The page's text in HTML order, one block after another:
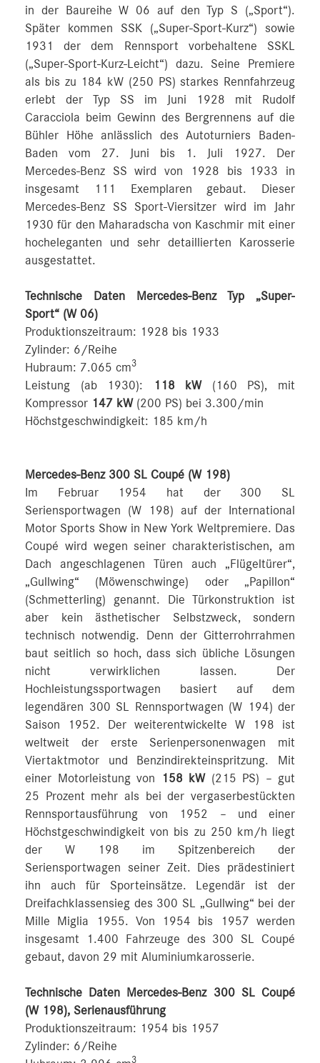
in der Baureihe W 06 auf den Typ S („Sport“).
Später kommen SSK („Super-Sport-Kurz“) sowie
1931 der dem Rennsport vorbehaltene SSKL
(„Super-Sport-Kurz-Leicht“) dazu. Seine Premiere
als bis zu 184 kW (250 PS) starkes Rennfahrzeug
erlebt der Typ SS im Juni 1928 mit Rudolf
Caracciola beim Gewinn des Bergrennens auf die
Bühler Höhe anlässlich des Autoturniers Baden-
Baden vom 27. Juni bis 1. Juli 1927. Der
Mercedes-Benz SS wird von 1928 bis 1933 in
insgesamt 111 Exemplaren gebaut. Dieser
Mercedes-Benz SS Sport-Viersitzer wird im Jahr
1930 für den Maharadscha von Kaschmir mit einer
hocheleganten und sehr detaillierten Karosserie
ausgestattet.
Technische Daten Mercedes-Benz Typ „Super-
Sport“ (W 06)
Produktionszeitraum: 1928 bis 1933
Zylinder: 6/Reihe
Hubraum: 7.065 cm3
Leistung (ab 1930): 118 kW(160 PS), mit
Kompressor 147 kW(200 PS) bei 3.300/min
Höchstgeschwindigkeit: 185 km/h
Mercedes-Benz 300 SL Coupé (W 198)
Im Februar 1954 hat der 300 SL
Seriensportwagen (W 198) auf der International
Motor Sports Show in New York Weltpremiere. Das
Coupé wird wegen seiner charakteristischen, am
Dach angeschlagenen Türen auch „Flügeltürer“,
„Gullwing“ (Möwenschwinge) oder „Papillon“
(Schmetterling) genannt. Die Türkonstruktion ist
aber kein ästhetischer Selbstzweck, sondern
technisch notwendig. Denn der Gitterrohrrahmen
baut seitlich so hoch, dass sich übliche Lösungen
nicht verwirklichen lassen. Der
Hochleistungssportwagen basiert auf dem
legendären 300 SL Rennsportwagen (W 194) der
Saison 1952. Der weiterentwickelte W 198 ist
weltweit der erste Serienpersonenwagen mit
Viertaktmotor und Benzindirekteinspritzung. Mit
einer Motorleistung von
158 kW(215 PS) – gut
25 Prozent mehr als bei der vergaserbestückten
Rennsportausführung von 1952 – und einer
Höchstgeschwindigkeit von bis zu 250 km/h liegt
der W 198 im Spitzenbereich der
Seriensportwagen seiner Zeit. Dies prädestiniert
ihn auch für Sporteinsätze. Legendär ist der
Dreifachklassensieg des 300 SL „Gullwing“ bei der
Mille Miglia 1955. Von 1954 bis 1957 werden
insgesamt 1.400 Fahrzeuge des 300 SL Coupé
gebaut, davon 29 mit Aluminiumkarosserie.
Technische Daten Mercedes-Benz 300 SL Coupé
(W 198), Serienausführung
Produktionszeitraum: 1954 bis 1957
Zylinder: 6/Reihe
3